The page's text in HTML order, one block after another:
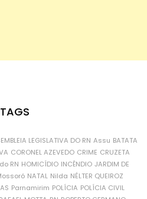
TAGS
LEGISLATIVA DO RN Assu BATATA
CORONEL AZEVEDO CRIME CRUZETA
RN HOMICÍDIO INCÊNDIO JARDIM DE
NATAL Nilda NÉLTER QUEIROZ
Parnamirim POLÍCIA POLÍCIA CIVIL